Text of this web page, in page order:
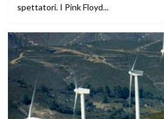
spettatori. I Pink Floyd...